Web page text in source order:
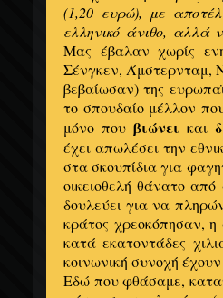
(1,20 ευρώ), με
ελληνικό άνιθο, αλλά
Μας έβαλαν χωρίς
Σένγκεν, Άμστερνταμ,
βεβαίωσαν) της
το σπουδαίο μέλλον
μόνο που βιώνει και
έχει απωλέσει την
στα σκουπίδια για
οικειοθελή θάνατο
δουλεύει για να
κράτος χρεοκόπησαν,
κατά εκατοντάδες
κοινωνική συνοχή
Εδώ που φθάσαμε,